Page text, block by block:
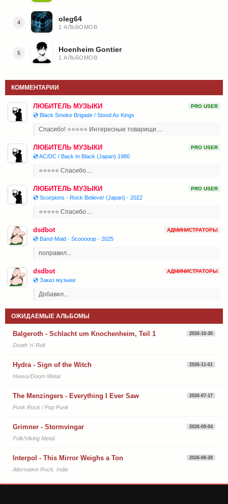
4 oleg64
1 АЛЬБОМОВ
5 Hoenheim Gontier
1 АЛЬБОМОВ
КОММЕНТАРИИ
ЛЮБИТЕЛЬ МУЗЫКИ PRO USER
💿 Black Smoke Brigade / Stood As Kings
Спасибо! ⭐⭐⭐⭐⭐ Интересные товарищи....
ЛЮБИТЕЛЬ МУЗЫКИ PRO USER
💿 AC/DC / Back In Black (Japan) 1980
⭐⭐⭐⭐⭐ Спасибо....
ЛЮБИТЕЛЬ МУЗЫКИ PRO USER
💿 Scorpions - Rock Believer (Japan) - 2022
⭐⭐⭐⭐⭐ Спасибо....
dsdbot АДМИНИСТРАТОРЫ
💿 Band-Maid - Scooooop - 2025
поправил...
dsdbot АДМИНИСТРАТОРЫ
💿 Заказ музыки
Добавил...
ОЖИДАЕМЫЕ АЛЬБОМЫ
Balgeroth - Schlacht um Knochenheim, Teil 1 2026-10-30
Death 'n' Roll
Hydra - Sign of the Witch 2026-11-01
Heavy/Doom Metal
The Menzingers - Everything I Ever Saw 2026-07-17
Punk Rock / Pop Punk
Grimner - Stormvingar 2026-09-04
Folk/Viking Metal
Interpol - This Mirror Weighs a Ton 2026-08-28
Alternative Rock, Indie